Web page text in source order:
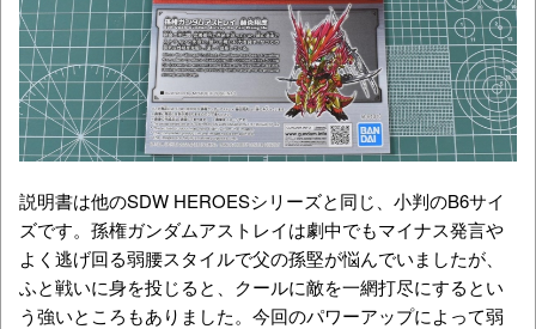
説明書は他のSDW HEROESシリーズと同じ、小判のB6サイ
ズです。孫権ガンダムアストレイは劇中でもマイナス発言や
よく逃げ回る弱腰スタイルで父の孫堅が悩んでいましたが、
ふと戦いに身を投じると、クールに敵を一網打尽にするとい
う強いところもありました。今回のパワーアップによって弱